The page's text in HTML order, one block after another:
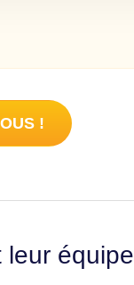
!
leur équipe